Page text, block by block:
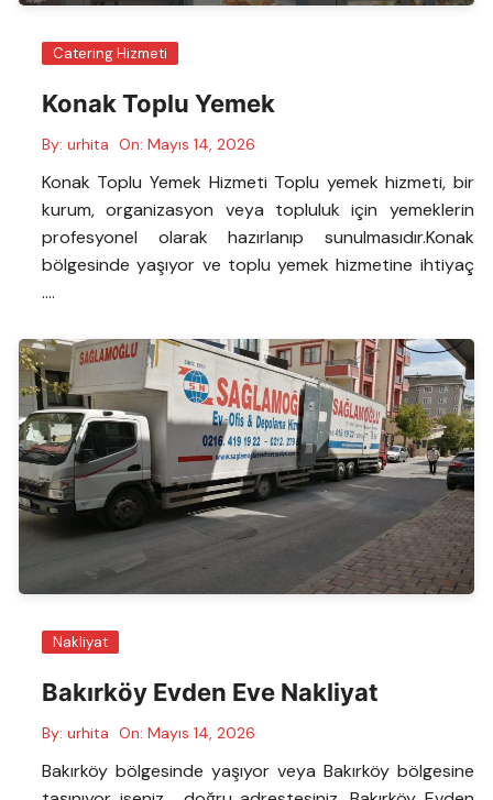
Catering Hizmeti
Konak Toplu Yemek
By: urhita On: Mayıs 14, 2026
Konak Toplu Yemek Hizmeti Toplu yemek hizmeti, bir
kurum, organizasyon veya topluluk için yemeklerin
profesyonel olarak hazırlanıp sunulmasıdır.Konak
bölgesinde yaşıyor ve toplu yemek hizmetine ihtiyaç
….
Nakliyat
Bakırköy Evden Eve Nakliyat
By: urhita On: Mayıs 14, 2026
Bakırköy bölgesinde yaşıyor veya Bakırköy bölgesine